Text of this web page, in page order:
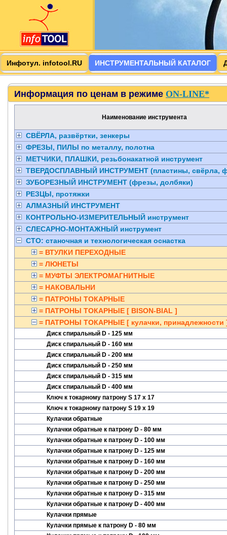
Инфотул. infotool.RU ИНСТРУМЕНТАЛЬНЫЙ КАТАЛОГ
Информация по ценам в режиме ON-LINE*
Наименование инструмента
СВЁРЛА, развёртки, зенкеры
ФРЕЗЫ, ПИЛЫ по металлу, полотна
МЕТЧИКИ, ПЛАШКИ, резьбонакатной инструмент
ТВЕРДОСПЛАВНЫЙ ИНСТРУМЕНТ (пластины, свёрла,
ЗУБОРЕЗНЫЙ ИНСТРУМЕНТ (фрезы, долбяки)
РЕЗЦЫ, протяжки
АЛМАЗНЫЙ ИНСТРУМЕНТ
КОНТРОЛЬНО-ИЗМЕРИТЕЛЬНЫЙ инструмент
СЛЕСАРНО-МОНТАЖНЫЙ инструмент
СТО: станочная и технологическая оснастка
= ВТУЛКИ ПЕРЕХОДНЫЕ
= ЛЮНЕТЫ
= МУФТЫ ЭЛЕКТРОМАГНИТНЫЕ
= НАКОВАЛЬНИ
= ПАТРОНЫ ТОКАРНЫЕ
= ПАТРОНЫ ТОКАРНЫЕ [ BISON-BIAL ]
= ПАТРОНЫ ТОКАРНЫЕ [ кулачки, принадлежности
Диск спиральный D - 125 мм
Диск спиральный D - 160 мм
Диск спиральный D - 200 мм
Диск спиральный D - 250 мм
Диск спиральный D - 315 мм
Диск спиральный D - 400 мм
Ключ к токарному патрону S 17 x 17
Ключ к токарному патрону S 19 x 19
Кулачки обратные
Кулачки обратные к патрону D - 80 мм
Кулачки обратные к патрону D - 100 мм
Кулачки обратные к патрону D - 125 мм
Кулачки обратные к патрону D - 160 мм
Кулачки обратные к патрону D - 200 мм
Кулачки обратные к патрону D - 250 мм
Кулачки обратные к патрону D - 315 мм
Кулачки обратные к патрону D - 400 мм
Кулачки прямые
Кулачки прямые к патрону D - 80 мм